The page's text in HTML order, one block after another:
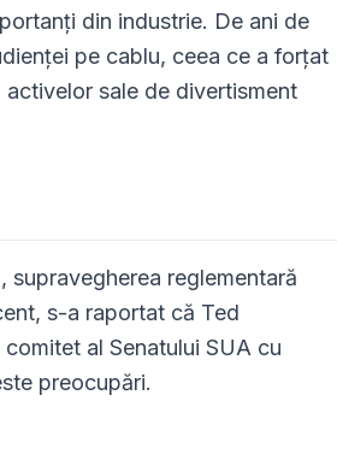
din industrie. De ani de
pe cablu, ceea ce a forțat
sale de divertisment
reglementară
s-a raportat că Ted
al Senatului SUA cu
preocupări.